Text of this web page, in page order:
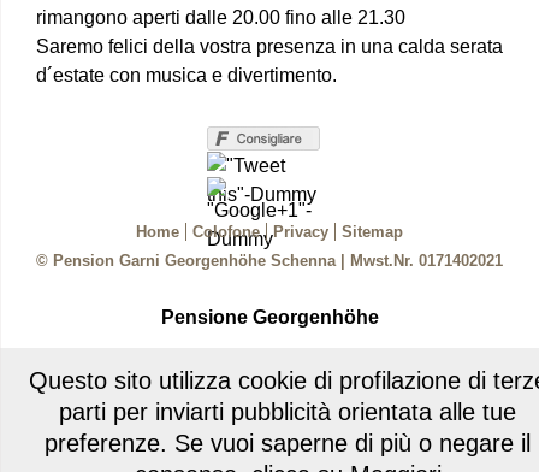
rimangono aperti dalle 20.00 fino alle 21.30
Saremo felici della vostra presenza in una calda serata
d´estate con musica e divertimento.
Home Colofone Privacy
Sitemap
© Pension Garni Georgenhöhe Schenna| Mwst.Nr. 0171402021
Pensione Georgenhöhe
Via Sant Georgen Nr. 48/b - 39017 Scena
T+39 0473 94 57 45
garni-georgenhoehe.it
Questo sito utilizza cookie di profilazione di
parti per inviarti pubblicità orientata alle tue
preferenze. Se vuoi saperne di più o negare il